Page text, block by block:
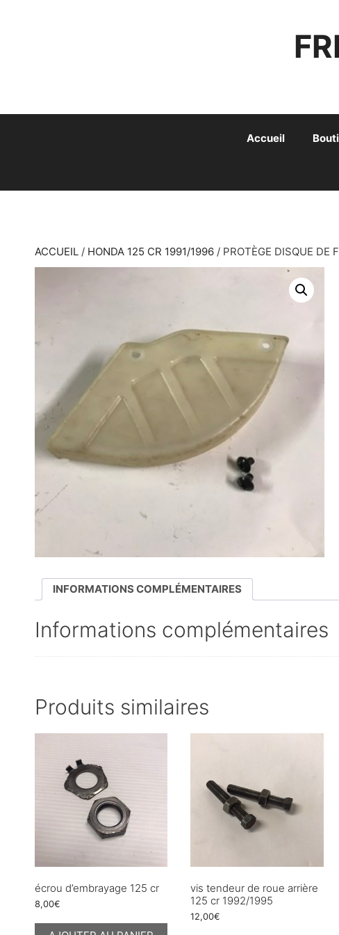
Accueil
ACCUEIL / HONDA 125 CR 1991/1996 / PROTÈGE DISQUE DE
INFORMATIONS COMPLÉMENTAIRES
Informations complémentaires
Produits similaires
écrou d’embrayage 125 cr
8,00€
vis tendeur de roue arrière
125 cr 1992/1995
12,00€